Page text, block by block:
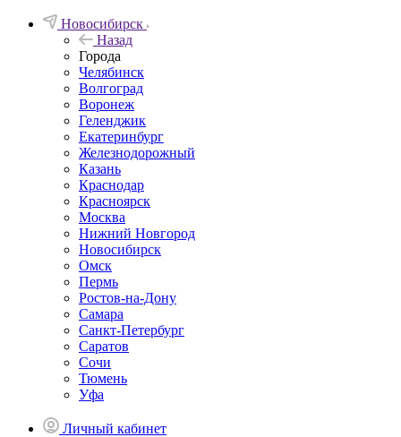
Новосибирск
Назад
Города
Челябинск
Волгоград
Воронеж
Геленджик
Екатеринбург
Железнодорожный
Казань
Краснодар
Красноярск
Москва
Нижний Новгород
Новосибирск
Омск
Пермь
Ростов-на-Дону
Самара
Санкт-Петербург
Саратов
Сочи
Тюмень
Уфа
Личный кабинет